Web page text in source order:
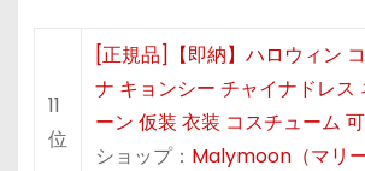
11
位
[正規品]【即納】ハロウィン
ナ キョンシー チャイナドレス
ーン 仮装 衣装 コスチューム
ショップ： Malymoon（マリー